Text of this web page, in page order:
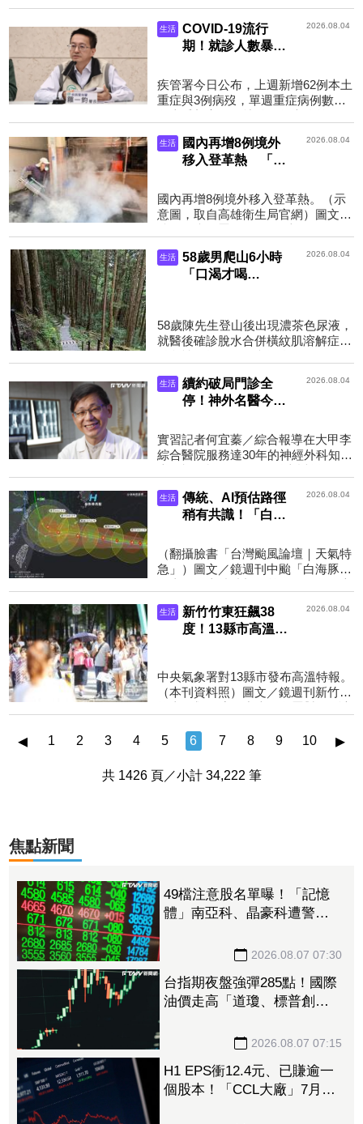
／鏡週刊中國官方預計在...
生活
COVID-19流行
期！就診人數暴增
重症創新高、3病
歿
2026.08.04
疾管署今日公布，上週新增62例本土
重症與3例病歿，單週重症病例數再
供）圖文／鏡週刊慎防COV...
生活
國內再增8例境外
移入登革熱 「3
染」返國出現症狀
確診
2026.08.04
國內再增8例境外移入登革熱。（示
意圖，取自高雄衛生局官網）圖文／
內上週新增8例登革熱境...
生活
58歲男爬山6小時
「口渴才喝
2026.08.04
58歲陳先生登山後出現濃茶色尿液，
就醫後確診脫水合併橫紋肌溶解症引
登山務必注意補充水...
生活
續約破局門診全
停！神外名醫今再
反省「願我是最後
一個」
2026.08.04
實習記者何宜蓁／綜合報導在大甲李
綜合醫院服務達30年的神經外科知醫
醫院已取消其全部的門...
生活
傳統、AI預估路徑
稍有共識！「白海
氣象粉專：這天攸
關影響台灣程度
2026.08.04
（翻攝臉書「台灣颱風論壇｜天氣特
急」）圖文／鏡週刊中颱「白海豚」
傳統、AI預估路徑稍...
生活
新竹竹東狂飆38
度！13縣市高溫警
2026.08.04
中央氣象署對13縣市發布高溫特報。
（本刊資料照）圖文／鏡週刊新竹縣
有38度極端高溫出現...
◂ 1 2 3 4 5 6 7 8 9 10 ▸
共 1426 頁／小計 34,222 筆
焦點新聞
49檔注意股名單曝！「記憶
體」南亞科、晶豪科遭警
川湖晉升萬元千金飆太兇
2026.08.07 07:30
台指期夜盤強彈285點！國際
油價走高「道瓊、標普創新
2026.08.07 07:15
H1 EPS衝12.4元、已賺逾一
個股本！「CCL大廠」7月營